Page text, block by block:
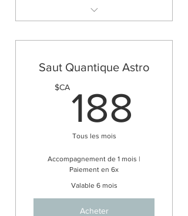
personnel format pdf (env. 20
2 séances de 90 min pour
t'accompagner
Échange par message privé
pendant 30 jours
Accompagnement de 1 mois
Saut Quantique Astro
$CA188
Tous les mois
Accompagnement de 1 mois |
Paiement en 6x
Valable 6 mois
Acheter